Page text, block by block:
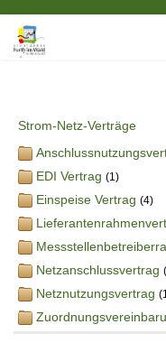
Strom-Netz-Verträge
EDI Vertrag (1)
Einspeise Vertrag (4)
Netzanschlussvertrag
Netznutzungsvertrag